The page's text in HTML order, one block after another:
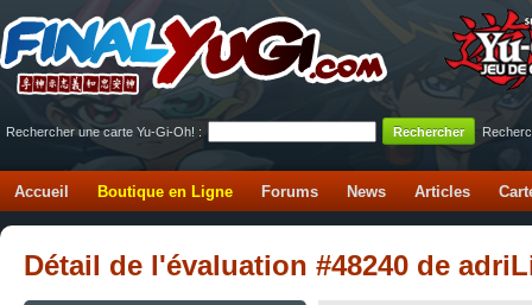
Rechercher une carte Yu-Gi-Oh! :
Accueil Boutique en Ligne Forums News Articles
Détail de l'évaluation #48240 de